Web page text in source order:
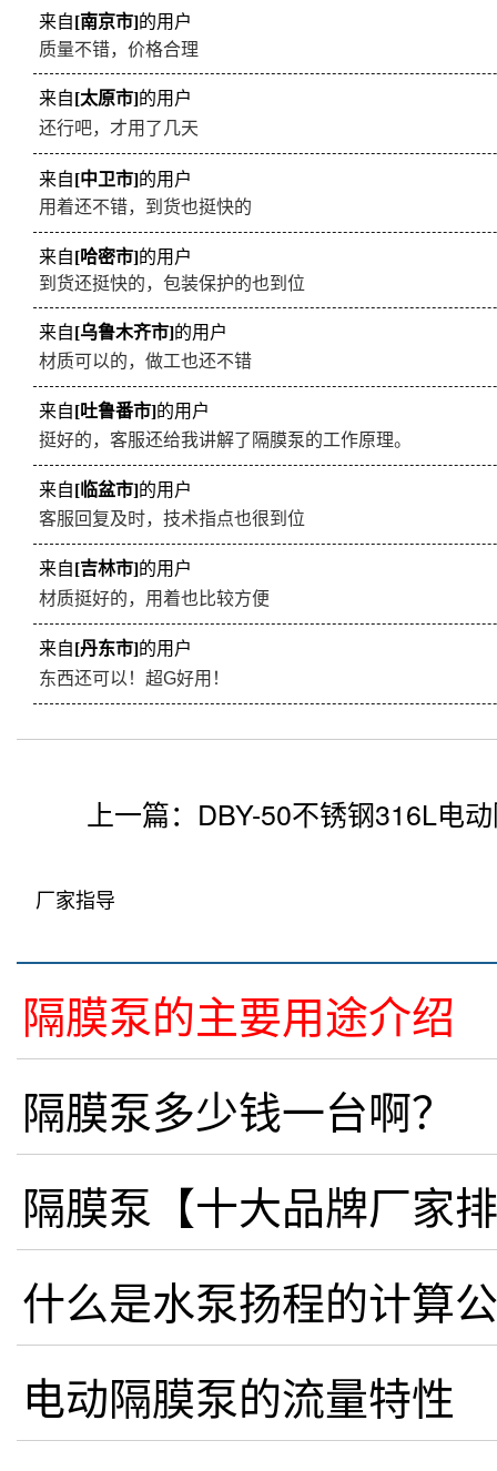
来自 [哈密市] 的用户
到货还挺快的，包装保护的也到位
来自 [乌鲁木齐市] 的用户
材质可以的，做工也还不错
[吐鲁番市]
挺好的，客服还给我讲解了隔膜泵的工作原理。
来自 [临盆市]
的用户
客服回复及时，技术指点也很到位
来自[吉林市]的用户
材质挺好的，用着也比较方便
来自[丹东市]的用户
东西还可以！超G好用！
上一篇：
厂家指导
隔膜泵【十大品牌厂家
什么是水泵扬程的计算
电动隔膜泵的流量特性
铝合金气动隔膜泵配件
铝合金隔膜泵不出液体